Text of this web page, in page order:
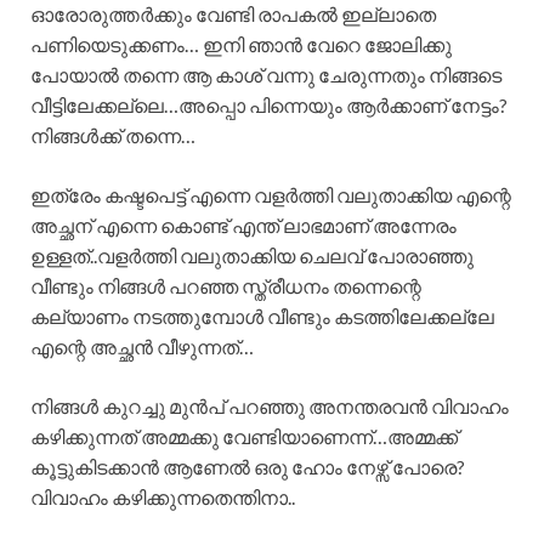
ഓരോരുത്തർക്കും വേണ്ടി രാപകൽ ഇല്ലാതെ
പണിയെടുക്കണം… ഇനി ഞാൻ വേറെ ജോലിക്കു
പോയാൽ തന്നെ ആ കാശ് വന്നു ചേരുന്നതും നിങ്ങടെ
വീട്ടിലേക്കല്ലെ…അപ്പൊ പിന്നെയും ആർക്കാണ് നേട്ടം?
നിങ്ങൾക്ക് തന്നെ…
ഇത്രേം കഷ്ടപെട്ട് എന്നെ വളർത്തി വലുതാക്കിയ എന്റെ
അച്ഛന് എന്നെ കൊണ്ട് എന്ത് ലാഭമാണ് അന്നേരം
ഉള്ളത്..വളർത്തി വലുതാക്കിയ ചെലവ് പോരാഞ്ഞു
വീണ്ടും നിങ്ങൾ പറഞ്ഞ സ്ത്രീധനം തന്നെന്റെ
കല്യാണം നടത്തുമ്പോൾ വീണ്ടും കടത്തിലേക്കല്ലേ
എന്റെ അച്ഛൻ വീഴുന്നത്…
നിങ്ങൾ കുറച്ചു മുൻപ് പറഞ്ഞു അനന്തരവൻ വിവാഹം
കഴിക്കുന്നത് അമ്മക്കു വേണ്ടിയാണെന്ന്…അമ്മക്ക്
കൂട്ടുകിടക്കാൻ ആണേൽ ഒരു ഹോം നേഴ്സ് പോരെ?
വിവാഹം കഴിക്കുന്നതെന്തിനാ..